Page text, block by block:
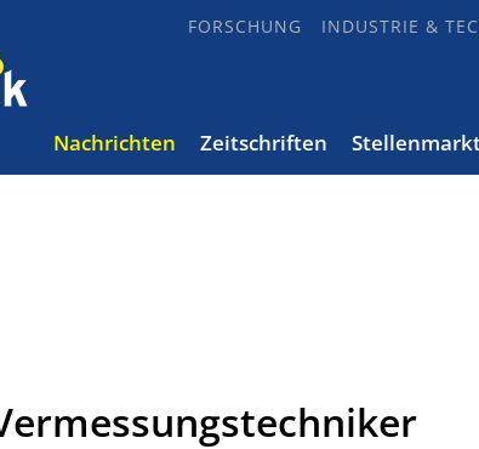
FORSCHUNG INDUSTRIE &
Nachrichten Zeitschriften